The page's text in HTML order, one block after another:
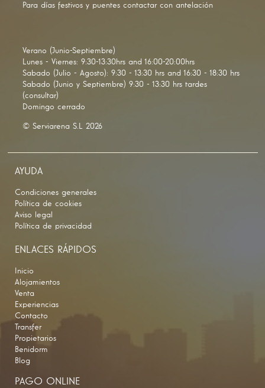
Para días festivos y puentes contactar con antelación
Verano (Junio-Septiembre)
Lunes - Viernes: 9:30-13:30hrs and 16:00-20:00hrs
Sabado (Julio - Agosto): 9:30 - 13:30 hrs and 16:30 - 18:30 hrs
Sabado (Junio y Septiembre) 9:30 - 13:30 hrs tardes
(consultar)
Domingo cerrado
© Serviarena S.L 2026
AYUDA
Condiciones generales
Política de cookies
Aviso legal
Política de privacidad
ENLACES RÁPIDOS
Inicio
Alojamientos
Venta
Experiencias
Contacto
Transfer
Propietarios
Benidorm
Blog
PAGO ONLINE